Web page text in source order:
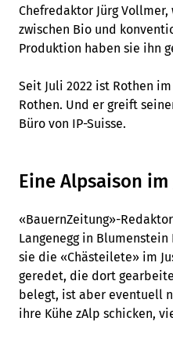
Chefredaktor Jürg
zwischen Bio und
Produktion haben sie ihn
Seit Juli 2022 ist Rothen
Rothen. Und er greift
Büro von IP-Suisse.
Eine Alpsaison
«BauernZeitung»-
Langenegg in
sie die «Chästeilete» im
geredet, die dort
belegt, ist aber eventuell
ihre Kühe zAlp schicken,